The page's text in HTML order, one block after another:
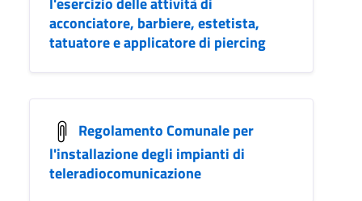
acconciatore, barbiere, estetista,
tatuatore e applicatore di piercing
Regolamento Comunale per
l'installazione degli impianti di
teleradiocomunicazione